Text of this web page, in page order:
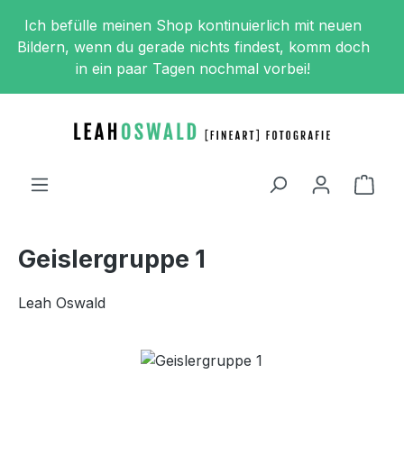
Zum Hauptinhalt springen
Ich befülle meinen Shop kontinuierlich mit neuen
Bildern, wenn du gerade nichts findest, komm doch
in ein paar Tagen nochmal vorbei!
Geislergruppe 1
Leah Oswald
Bildergalerie überspringen